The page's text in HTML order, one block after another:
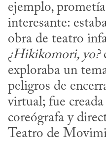
ejemplo,
interesante:
obra de teatro
¿Hikikomori, yo?
exploraba un
peligros de
virtual; fue
coreógrafa y
Teatro de